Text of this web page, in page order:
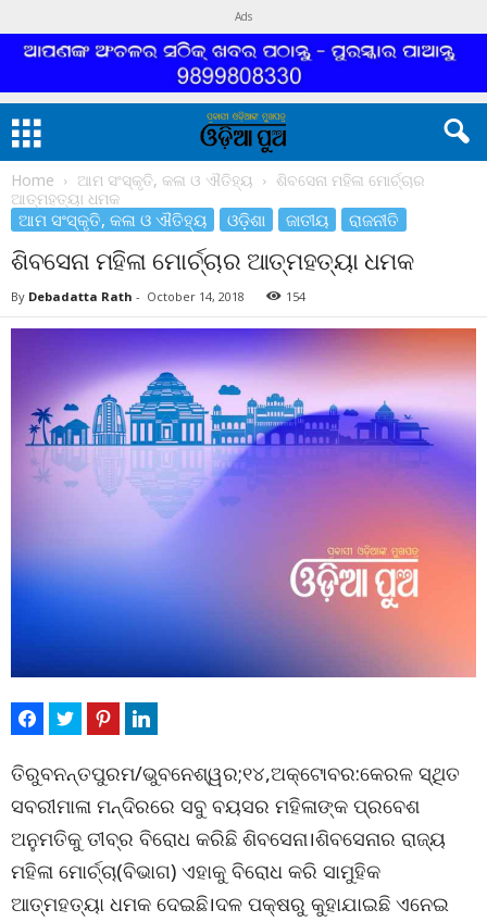
Ads
Home ଆମ ସଂସ୍କୃତି, କଳା ଓ ଐତିହ୍ୟ
ଶିବସେନା ମହିଳା ମୋର୍ଚ୍ଚାର
ଆତ୍ମହତ୍ୟା ଧମକ
ଆମ ସଂସ୍କୃତି, କଳା ଓ ଐତିହ୍ୟ ଓଡ଼ିଶା ଜାତୀୟ ରାଜନୀତି
ଶିବସେନା ମହିଳା ମୋର୍ଚ୍ଚାର ଆତ୍ମହତ୍ୟା ଧମକ
By Debadatta Rath - October 14, 2018 154
ତିରୁବନନ୍ତପୁରମ/ଭୁବନେଶ୍ୱର;୧୪,ଅକ୍ଟୋବର:କେରଳ ସ୍ଥିତ
ସବରୀମାଳା ମନ୍ଦିରରେ ସବୁ ବୟସର ମହିଳାଙ୍କ ପ୍ରବେଶ
ଅନୁମତିକୁ ତୀବ୍ର ବିରୋଧ କରିଛି ଶିବସେନା।ଶିବସେନାର ରାଜ୍ୟ
ମହିଳା ମୋର୍ଚ୍ଚା(ବିଭାଗ) ଏହାକୁ ବିରୋଧ କରି ସାମୁହିକ
ଆତ୍ମହତ୍ୟା ଧମକ ଦେଇଛି।ଦଳ ପକ୍ଷରୁ କୁହାଯାଇଛି ଏନେଇ